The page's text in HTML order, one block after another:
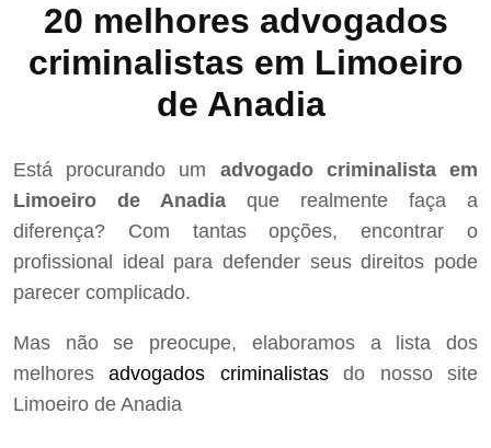
20 melhores advogados
criminalistas em Limoeiro
de Anadia
Está procurando um advogado criminalista em
Limoeiro de Anadia que realmente faça a
diferença? Com tantas opções, encontrar o
profissional ideal para defender seus direitos pode
parecer complicado.
Mas não se preocupe, elaboramos a lista dos
melhoresadvogados criminalistasdo nosso site
Limoeiro de Anadia